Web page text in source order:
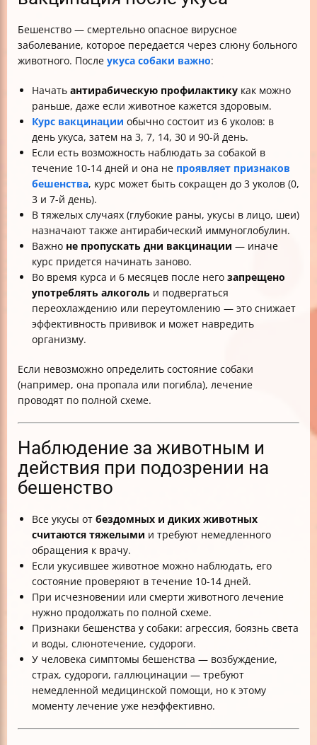
Бешенство — смертельно опасное вирусное
заболевание, которое передается через слюну больного
животного. После укуса собаки важно:
Начать антирабическую профилактику как можно
раньше, даже если животное кажется здоровым.
Курс вакцинации обычно состоит из 6 уколов: в
день укуса, затем на 3, 7, 14, 30 и 90-й день.
Если есть возможность наблюдать за собакой в
течение 10-14 дней и она не проявляет признаков
бешенства, курс может быть сокращен до 3 уколов (0,
3 и 7-й день).
В тяжелых случаях (глубокие раны, укусы в лицо, шеи)
назначают также антирабический иммуноглобулин.
Важно не пропускать дни вакцинации — иначе
курс придется начинать заново.
Во время курса и 6 месяцев после него запрещено
употреблять алкоголь и подвергаться
переохлаждению или переутомлению — это снижает
эффективность прививок и может навредить
организму.
Если невозможно определить состояние собаки
(например, она пропала или погибла), лечение
проводят по полной схеме.
Наблюдение за животным и
действия при подозрении на
бешенство
Все укусы от бездомных и диких животных
считаются тяжелыми и требуют немедленного
обращения к врачу.
Если укусившее животное можно наблюдать, его
состояние проверяют в течение 10-14 дней.
При исчезновении или смерти животного лечение
нужно продолжать по полной схеме.
Признаки бешенства у собаки: агрессия, боязнь света
и воды, слюнотечение, судороги.
У человека симптомы бешенства — возбуждение,
страх, судороги, галлюцинации — требуют
немедленной медицинской помощи, но к этому
моменту лечение уже неэффективно.